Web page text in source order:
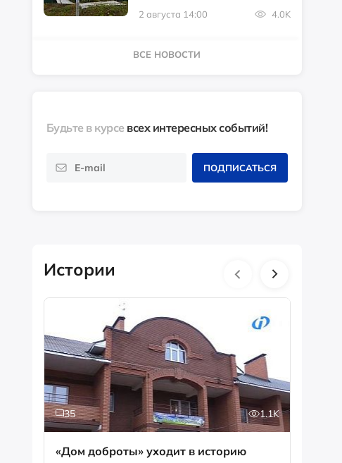
2 августа 14:00 4.0K
ВСЕ НОВОСТИ
Будьте в курсе всех интересных событий!
ПОДПИСАТЬСЯ
Истории
35 1.1K
«Дом доброты» уходит в историю